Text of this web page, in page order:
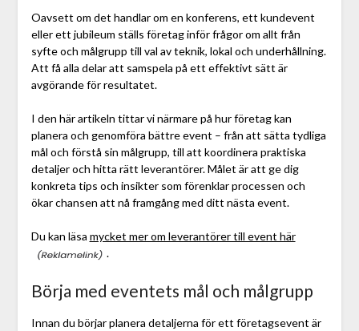
Oavsett om det handlar om en konferens, ett kundevent
eller ett jubileum ställs företag inför frågor om allt från
syfte och målgrupp till val av teknik, lokal och underhållning.
Att få alla delar att samspela på ett effektivt sätt är
avgörande för resultatet.
I den här artikeln tittar vi närmare på hur företag kan
planera och genomföra bättre event – från att sätta tydliga
mål och förstå sin målgrupp, till att koordinera praktiska
detaljer och hitta rätt leverantörer. Målet är att ge dig
konkreta tips och insikter som förenklar processen och
ökar chansen att nå framgång med ditt nästa event.
Du kan läsa mycket mer om leverantörer till event här
.
Börja med eventets mål och målgrupp
Innan du börjar planera detaljerna för ett företagsevent är